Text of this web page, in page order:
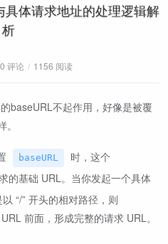
体请求地址的处理逻辑解
析
0 评论 / 1156 阅读
baseURL不起作用，好像是被覆
baseURL 时，这个
的基础 URL。当你发起一个具体
“/” 开头的相对路径，则
前面，形成完整的请求 URL。